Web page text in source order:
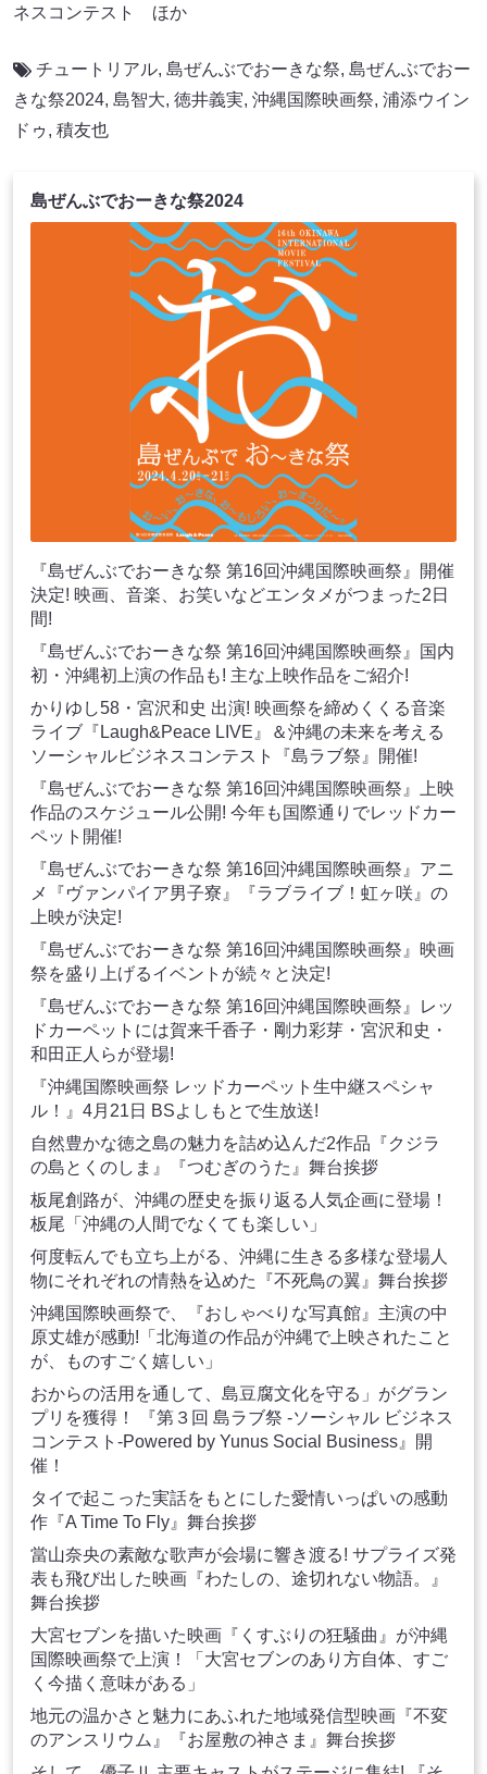
ネスコンテスト ほか
チュートリアル, 島ぜんぶでおーきな祭, 島ぜんぶでおー
きな祭2024, 島智大, 徳井義実, 沖縄国際映画祭, 浦添ウイン
ドゥ , 積友也
島ぜんぶでおーきな祭2024
『島ぜんぶでおーきな祭 第16回沖縄国際映画祭』開催
決定! 映画、音楽、お笑いなどエンタメがつまった2日
間!
『島ぜんぶでおーきな祭 第16回沖縄国際映画祭』国内
初・沖縄初上演の作品も! 主な上映作品をご紹介!
かりゆし58・宮沢和史 出演! 映画祭を締めくくる音楽
ライブ『Laugh&Peace LIVE』＆沖縄の未来を考える
ソーシャルビジネスコンテスト『島ラブ祭』開催!
『島ぜんぶでおーきな祭 第16回沖縄国際映画祭』上映
作品のスケジュール公開! 今年も国際通りでレッドカー
ペット開催!
『島ぜんぶでおーきな祭 第16回沖縄国際映画祭』アニ
メ『ヴァンパイア男子寮』『ラブライブ！虹ヶ咲』の
上映が決定!
『島ぜんぶでおーきな祭 第16回沖縄国際映画祭』映画
祭を盛り上げるイベントが続々と決定!
『島ぜんぶでおーきな祭 第16回沖縄国際映画祭』レッ
ドカーペットには賀来千香子・剛力彩芽・宮沢和史・
和田正人らが登場!
『沖縄国際映画祭 レッドカーペット生中継スペシャ
ル！』4月21日 BSよしもとで生放送!
自然豊かな徳之島の魅力を詰め込んだ2作品『クジラ
の島とくのしま』『つむぎのうた』舞台挨拶
板尾創路が、沖縄の歴史を振り返る人気企画に登場！
板尾「沖縄の人間でなくても楽しい」
何度転んでも立ち上がる、沖縄に生きる多様な登場人
物にそれぞれの情熱を込めた『不死鳥の翼』舞台挨拶
沖縄国際映画祭で、『おしゃべりな写真館』主演の中
原丈雄が感動!「北海道の作品が沖縄で上映されたこと
が、ものすごく嬉しい」
おからの活用を通して、島豆腐文化を守る」がグラン
プリを獲得！ 『第３回 島ラブ祭 -ソーシャル ビジネス
コンテスト-Powered by Yunus Social Business』開
催！
タイで起こった実話をもとにした愛情いっぱいの感動
作『A Time To Fly』舞台挨拶
當山奈央の素敵な歌声が会場に響き渡る! サプライズ発
表も飛び出した映画『わたしの、途切れない物語。』
舞台挨拶
大宮セブンを描いた映画『くすぶりの狂騒曲』が沖縄
国際映画祭で上演！「大宮セブンのあり方自体、すご
く今描く意味がある」
地元の温かさと魅力にあふれた地域発信型映画『不変
のアンスリウム』『お屋敷の神さま』舞台挨拶